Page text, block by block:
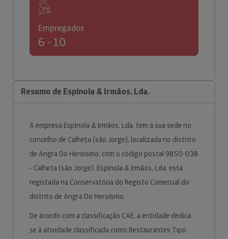
Empregados
6 - 10
Resumo de Espinola & Irmãos, Lda.
A empresa Espinola & Irmãos, Lda. tem a sua sede no
concelho de Calheta (são Jorge), localizada no distrito
de Angra Do Heroísmo, com o código postal 9850-038
- Calheta (são Jorge). Espinola & Irmãos, Lda. está
registada na Conservatória do Registo Comercial do
distrito de Angra Do Heroísmo.
De acordo com a classificação CAE, a entidade dedica-
se à atividade classificada como Restaurantes Tipo